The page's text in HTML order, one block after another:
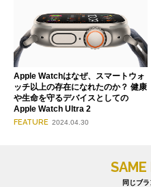
Apple Watchはなぜ、スマートウォ
ッチ以上の存在になれたのか？ 健康
や生命を守るデバイスとしての
Apple Watch Ultra 2
FEATURE 2024.04.30
SAME
同じブ